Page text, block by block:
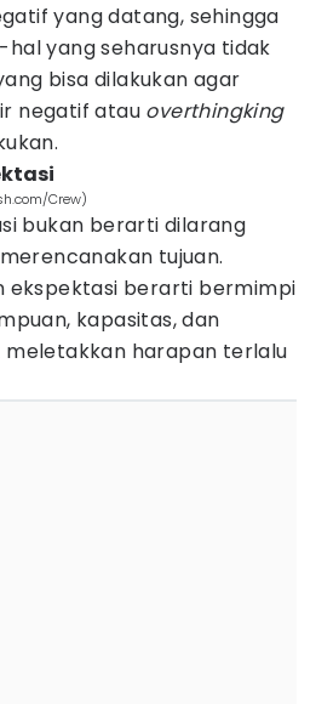
yang datang, sehingga
yang seharusnya tidak
bisa dilakukan agar
negatif atau overthingking
Crew)
bukan berarti dilarang
tujuan.
ekspektasi berarti bermimpi
kapasitas, dan
meletakkan harapan terlalu